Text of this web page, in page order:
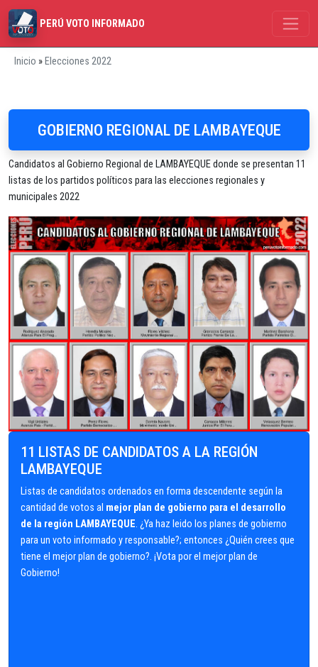
PERÚ VOTO INFORMADO
Inicio » Elecciones 2022
GOBIERNO REGIONAL DE LAMBAYEQUE
Candidatos al Gobierno Regional de LAMBAYEQUE donde se presentan 11
listas de los partidos políticos para las elecciones regionales y
municipales 2022
11 LISTAS DE CANDIDATOS A LA REGIÓN
LAMBAYEQUE
Listas de candidatos ordenados en forma descendente según la
cantidad de votos al mejor plan de gobierno para el desarrollo
de la región LAMBAYEQUE. ¿Ya haz leido los planes de gobierno
para un voto informado y responsable?; entonces ¿Quién crees que
tiene el mejor plan de gobierno?. ¡Vota por el mejor plan de
Gobierno!